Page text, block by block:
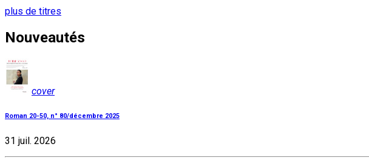
plus de titres
Nouveautés
cover
Roman 20-50, n° 80/décembre 2025
31 juil. 2026